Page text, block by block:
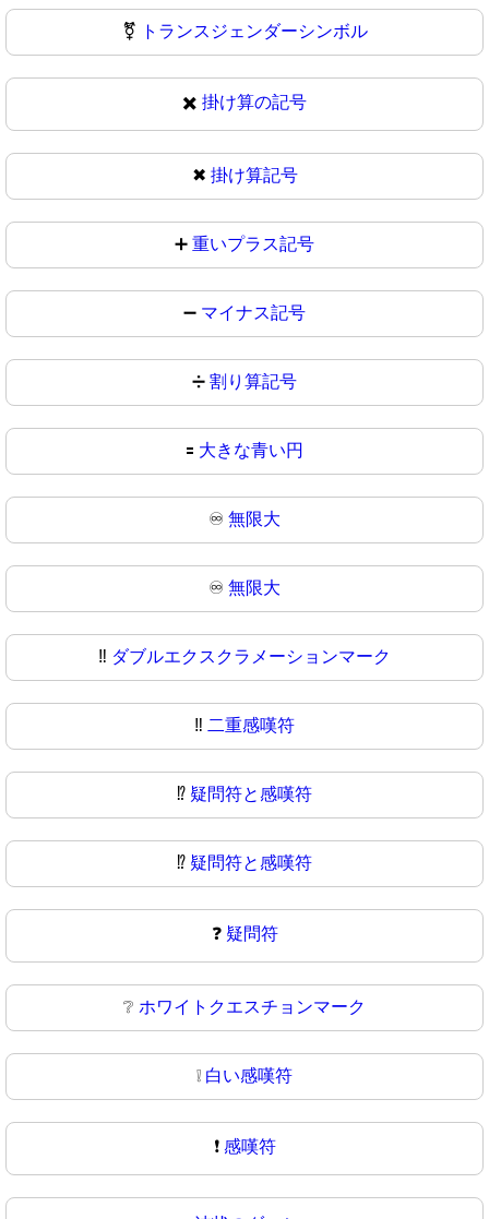
⚧ トランスジェンダーシンボル
✖️ 掛け算の記号
✖ 掛け算記号
➕ 重いプラス記号
➖ マイナス記号
➗ 割り算記号
🟰 大きな青い円
♾️ 無限大
♾ 無限大
‼️ ダブルエクスクラメーションマーク
‼ 二重感嘆符
⁉️ 疑問符と感嘆符
⁉ 疑問符と感嘆符
❓ 疑問符
❔ ホワイトクエスチョンマーク
❕ 白い感嘆符
❗ 感嘆符